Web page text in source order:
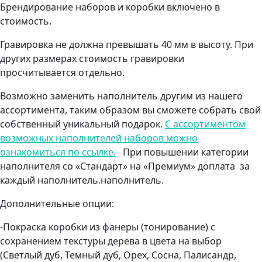
Брендирование наборов и коробки включено в
стоимость.
Гравировка не должна превышать 40 мм в высоту. При
других размерах стоимость гравировки
просчитывается отдельно.
Возможно заменить наполнитель другим из нашего
ассортимента, таким образом вы сможете собрать свой
собственный уникальный подарок. С ассортиментом
возможных наполнителей наборов можно
ознакомиться по ссылке. При повышении категории
наполнителя со «Стандарт» на «Премиум» доплата за
каждый наполнитель.наполнитель.
Дополнительные опции:
-Покраска коробки из фанеры (тонирование) с
сохранением текстуры дерева в цвета на выбор
(Светлый дуб, Темный дуб, Орех, Сосна, Палисандр,